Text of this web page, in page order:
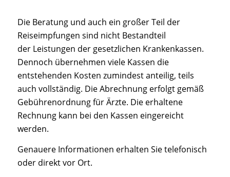
Die Beratung und auch ein großer Teil der
Reiseimpfungen sind nicht Bestandteil
der Leistungen der gesetzlichen Krankenkassen.
Dennoch übernehmen viele Kassen die
entstehenden Kosten zumindest anteilig, teils
auch vollständig. Die Abrechnung erfolgt gemäß
Gebührenordnung für Ärzte. Die erhaltene
Rechnung kann bei den Kassen eingereicht
werden.
Genauere Informationen erhalten Sie telefonisch
oder direkt vor Ort.